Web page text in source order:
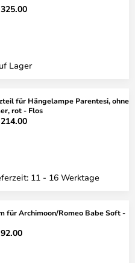
Lager
für Hängelampe Parentesi, ohne
rot - Flos
11 - 16 Werktage
für Archimoon/Romeo Babe Soft -